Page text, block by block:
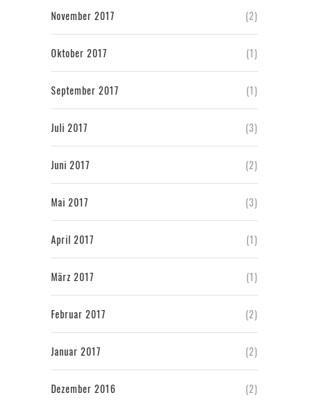
November 2017 (2)
Oktober 2017 (1)
September 2017 (1)
Juli 2017 (3)
Juni 2017 (2)
Mai 2017 (3)
April 2017 (1)
März 2017 (1)
Februar 2017 (2)
Januar 2017 (2)
Dezember 2016 (2)